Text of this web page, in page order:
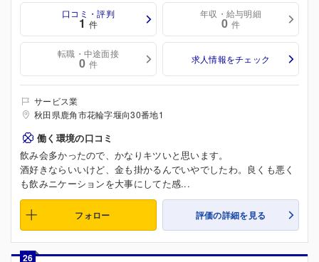
口コミ・評判
1 件
年収・給与明細
0 件
転職・中途面接
0 件 求人情報をチェック
サービス業
秋田県鹿角市花輪字堰向30番地1
働く環境の口コミ
飲み会多かったので、かなりキツいと思います。
酒好きならいいけど、金も掛かるんでいやでしたわ。良くも悪く
も飲みニケーションを大事にしてた感...
フォロー 評価の詳細を見る
26